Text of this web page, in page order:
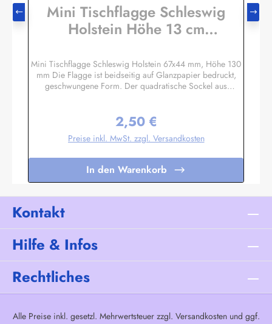
Mini Tischflagge Schleswig
Holstein Höhe 13 cm
Mini Tischflagge Schleswig Holstein 67x44 mm, Höhe 130
mm Die Flagge ist beidseitig auf Glanzpapier bedruckt,
geschwungene Form. Der quadratische Sockel aus
wird. Auf den 4 schrägen Flächen können Sie bei Bedarf
kleine Schildchen anbringen. Somit eignet sich diese
Tischflagge auch hervorragend als Werbegeschenk oder
lieferbar. Unser Standardprogramm umfasst alle Nationen,
deutsche und österreichische Bundesländer, Regionen und
Sondermotive wie Regenbogen, Pirat
etc.Sonderanfertigungen nach Ihren Vorgaben sind bereits
in Kleinstauflagen ab 20 Stück pro Motiv möglich,
Regulärer Preis:
2,50 €
Preise inkl. MwSt. zzgl. Versandkosten
In den Warenkorb
Kontakt
Hilfe & Infos
Rechtliches
Alle Preise inkl. gesetzl. Mehrwertsteuer zzgl. Versandkostenund ggf.